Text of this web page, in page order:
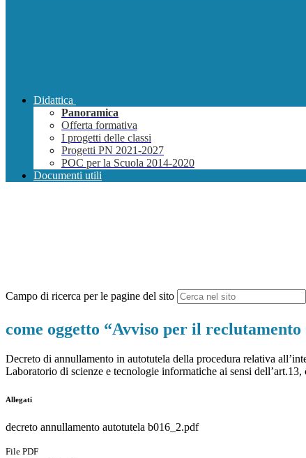
Didattica
Panoramica
Offerta formativa
I progetti delle classi
Progetti PN 2021-2027
POC per la Scuola 2014-2020
Documenti utili
Campo di ricerca per le pagine del sito
come oggetto “Avviso per il reclutamento
Decreto di annullamento in autotutela della procedura relativa
Laboratorio di scienze e tecnologie informatiche ai sensi
Allegati
decreto annullamento autotutela b016_2.pdf
File PDF